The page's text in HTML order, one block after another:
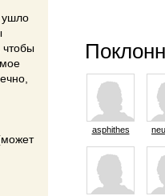
ушло
чтобы
asphithes